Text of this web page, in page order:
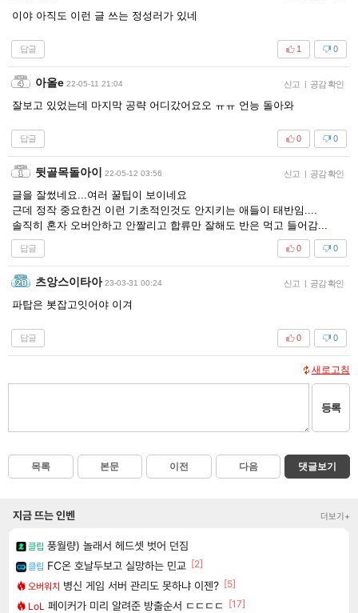
이야 아직도 이런 글 쓰는 정성러가 있네
답글 0
1
아올e 22-05-11 21:04 신고 | 공감 확인
잘보고 있었는데 마지막 공략 어디갔어요오 ㅠㅠ 언능 돌아와
답글 0
0
뒷골목돌아이 22-05-12 03:56 신고 | 공감 확인
글을 잘썼네요...여러 꿀팁이 보이네요
근데 정작 중요한건 이런 기초적인것도 안지키는 애들이 태반임....
솔직히 혼자 오버안하고 안짤리고 합류만 잘해도 반은 먹고 들어감...
답글 0
0
츠앙스이타아 23-03-31 00:24 신고 | 공감 확인
파탑은 봇잡고잇어야 이겨
답글 0
0
새로고침
등록
목록 본문 이전 다음 댓글보기
지금 뜨는 인벤 더보기+
클립 풍월량) 놀래서 헤드셋 벗어 던짐
클립 FC온 호날두보고 실망하는 민교 [2]
오버워치 병신 게임 서버 관리도 못하냐 이젠? [5]
LoL 페이커가 미리 알려준 방출순서 ㄷㄷㄷㄷ [17]